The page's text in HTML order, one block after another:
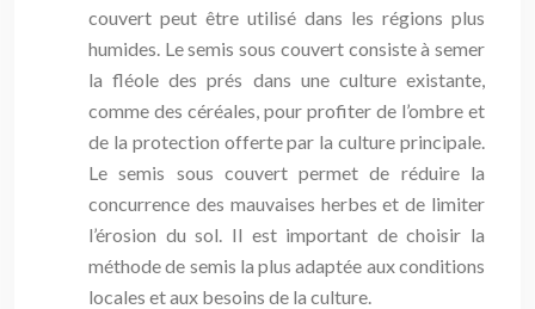
couvert peut être utilisé dans les régions plus
humides. Le semis sous couvert consiste à semer
la fléole des prés dans une culture existante,
comme des céréales, pour profiter de l’ombre et
de la protection offerte par la culture principale.
Le semis sous couvert permet de réduire la
concurrence des mauvaises herbes et de limiter
l’érosion du sol. Il est important de choisir la
méthode de semis la plus adaptée aux conditions
locales et aux besoins de la culture.